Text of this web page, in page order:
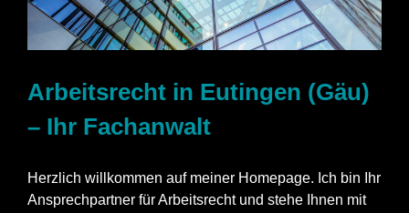
Arbeitsrecht in Eutingen (Gäu)
– Ihr Fachanwalt
Herzlich willkommen auf meiner Homepage. Ich bin Ihr
Ansprechpartner für Arbeitsrecht und stehe Ihnen mit